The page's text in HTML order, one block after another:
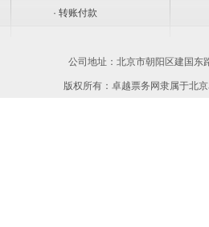
· 转账付款
公司地址： 北京市朝阳区建国
版权所有：卓越票务网隶属于北